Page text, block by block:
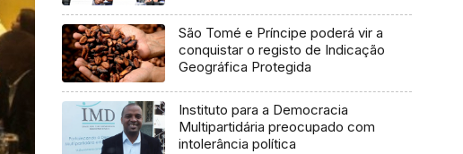
São Tomé e Príncipe poderá vir a
conquistar o registo de Indicação
Geográfica Protegida
Instituto para a Democracia
Multipartidária preocupado com
intolerância política